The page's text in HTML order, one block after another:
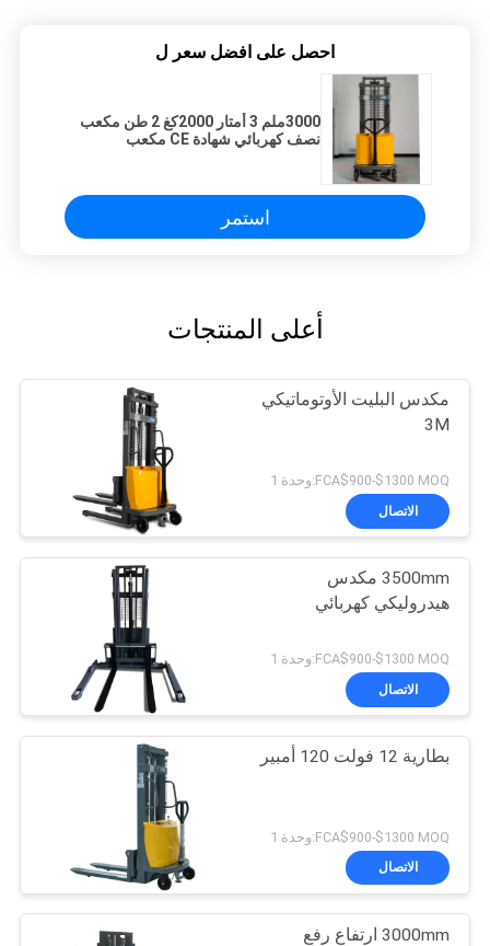
احصل على افضل سعر ل
3000ملم 3 أمتار 2000كغ 2 طن مكعب
نصف كهربائي شهادة CE مكعب
استمر
أعلى المنتجات
مكدس البليت الأوتوماتيكي
3M
FCA$900-$1300 MOQ:وحدة 1
الاتصال
3500mm مكدس
هيدروليكي كهربائي
FCA$900-$1300 MOQ:وحدة 1
الاتصال
بطارية 12 فولت 120 أمبير
FCA$900-$1300 MOQ:وحدة 1
الاتصال
3000mm ارتفاع رفع